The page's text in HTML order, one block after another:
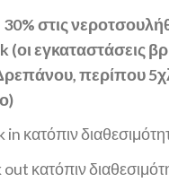
στις
(οι εγκαταστάσεις
περίπου
κατόπιν
κατόπιν